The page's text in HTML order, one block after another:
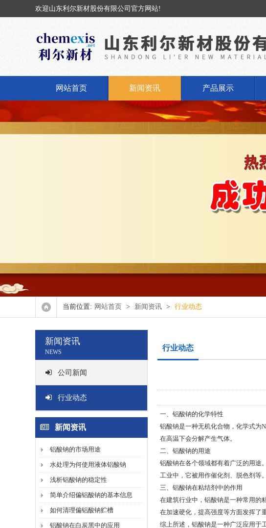
欢迎山东利尔新材股份有限公司官方网站!
网站首页 新闻资讯
公司新闻
产品展示
固体铝酸钠
丁基胶乳
其他产品
当前位置: 网站首页 > 新闻资讯 > 行业动态
新闻资讯
NEWS
公司新闻
行业动态
新闻资讯
铝酸钠的市场用途
水处理为何使用液体铝酸钠
浅析铝酸钠的稳定性
简单介绍偏铝酸钠的基本信息
如何清理偏铝酸钠贮槽
铝酸钠在白炭黑中的应用
行业动态
一、铝酸钠的化学特性
铝酸钠是一种无机化合物，化学式为
在高温下会分解产生气体。
二、铝酸钠的用途
铝酸钠在各个领域都有着广泛的用途
工业中，它被用作催化剂、脱色剂等
三、铝酸钠在粘结剂中的作用
在建筑行业中，铝酸钠是一种常用的
在加速硬化，提高强度等方面发挥了
综上所述，铝酸钠是一种广泛应用于